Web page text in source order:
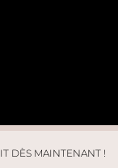
DÈS MAINTENANT !